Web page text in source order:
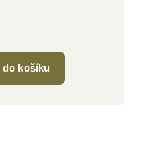
do košíku